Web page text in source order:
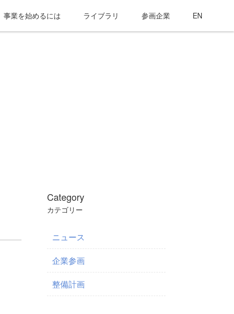
事業を始めるには ライブラリ 参画企業 EN
Category
カテゴリー
ニュース
企業参画
整備計画